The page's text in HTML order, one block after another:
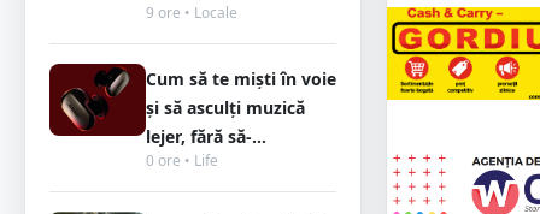
9 ore • Locale
Cum să te miști în voie
și să asculți muzică
lejer, fără să-...
0 ore • Life